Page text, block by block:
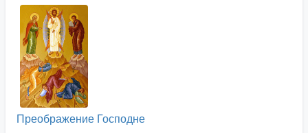
Преображение Господне